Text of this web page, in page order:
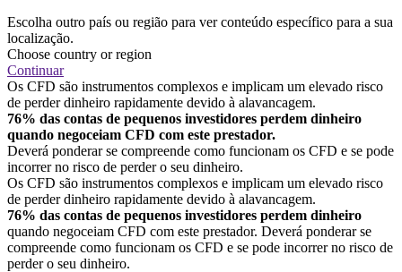
Escolha outro país ou região para ver conteúdo específico para a sua
localização.
Choose country or region
Continuar
Os CFD são instrumentos complexos e implicam um elevado risco
de perder dinheiro rapidamente devido à alavancagem.
76% das contas de pequenos investidores perdem dinheiro
quando negoceiam CFD com este prestador.
Deverá ponderar se compreende como funcionam os CFD e se pode
incorrer no risco de perder o seu dinheiro.
Os CFD são instrumentos complexos e implicam um elevado risco
de perder dinheiro rapidamente devido à alavancagem.
76% das contas de pequenos investidores perdem dinheiro
quando negoceiam CFD com este prestador. Deverá ponderar se
compreende como funcionam os CFD e se pode incorrer no risco de
perder o seu dinheiro.